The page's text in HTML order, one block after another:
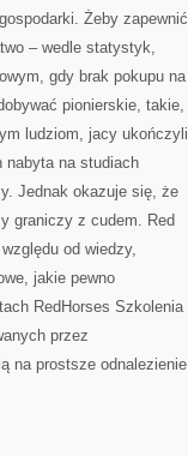
Żeby zapewnić
– wedle statystyk,
gdy brak pokupu na
pionierskie, takie,
ludziom, jacy ukończyli
nabyta na studiach
Jednak okazuje się, że
graniczy z cudem. Red
od wiedzy,
jakie pewno
RedHorses Szkolenia
przez
na prostsze odnalezienie